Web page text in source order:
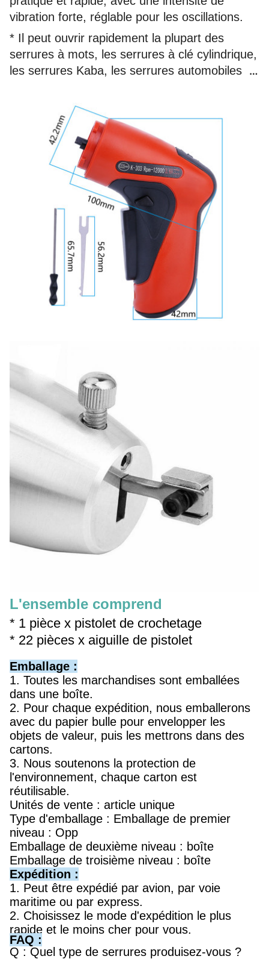
vibration forte, réglable pour les oscillations.
* Il peut ouvrir rapidement la plupart des
serrures à mots, les serrures à clé cylindrique,
les serrures Kaba, les serrures automobiles
de pistolet et un fichier de transmission
L'ensemble comprend
* 1 pièce x pistolet de crochetage
* 22 pièces x aiguille de pistolet
Emballage :
1. Toutes les marchandises sont emballées
dans une boîte.
2. Pour chaque expédition, nous emballerons
avec du papier bulle pour envelopper les
objets de valeur, puis les mettrons dans des
cartons.
3. Nous soutenons la protection de
l'environnement, chaque carton est
réutilisable.
Unités de vente : article unique
Type d'emballage : Emballage de premier
niveau : Opp
Emballage de deuxième niveau : boîte
Emballage de troisième niveau : boîte
Expédition :
1. Peut être expédié par avion, par voie
maritime ou par express.
2. Choisissez le mode d'expédition le plus
rapide et le moins cher pour vous.
FAQ :
Q : Quel type de serrures produisez-vous ?